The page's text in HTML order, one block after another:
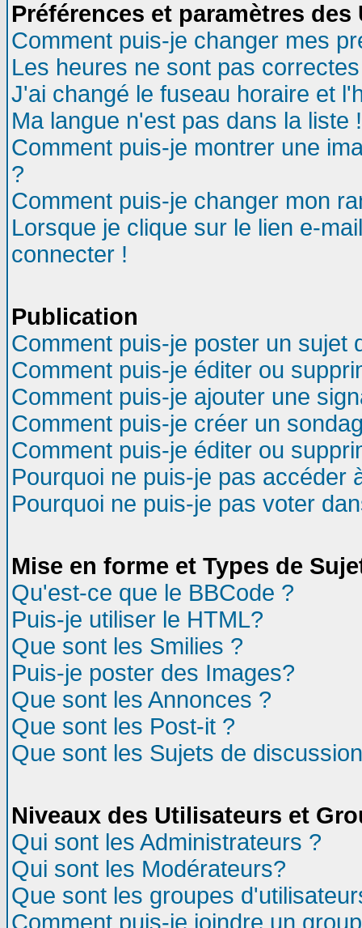
Préférences et paramètres
Comment puis-je changer mes
Les heures ne sont pas
J'ai changé le fuseau horaire et
Ma langue n'est pas dans la liste !
Comment puis-je montrer une
?
Comment puis-je changer mon
Lorsque je clique sur le lien e-
connecter !
Publication
Comment puis-je poster un sujet
Comment puis-je éditer ou
Comment puis-je ajouter une
Comment puis-je créer un
Comment puis-je éditer ou
Pourquoi ne puis-je pas accéder
Pourquoi ne puis-je pas voter
Mise en forme et Types de
Qu'est-ce que le BBCode ?
Puis-je utiliser le HTML?
Que sont les Smilies ?
Puis-je poster des Images?
Que sont les Annonces ?
Que sont les Post-it ?
Que sont les Sujets de
Niveaux des Utilisateurs et
Qui sont les Administrateurs ?
Qui sont les Modérateurs?
Que sont les groupes
Comment puis-je joindre un